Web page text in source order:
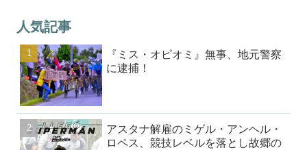
人気記事
『ミス・オピオミ』無事、地元警察
に逮捕！
アスタナ解雇のミゲル・アンヘル・
ロペス、競技レベルを落とし故郷の